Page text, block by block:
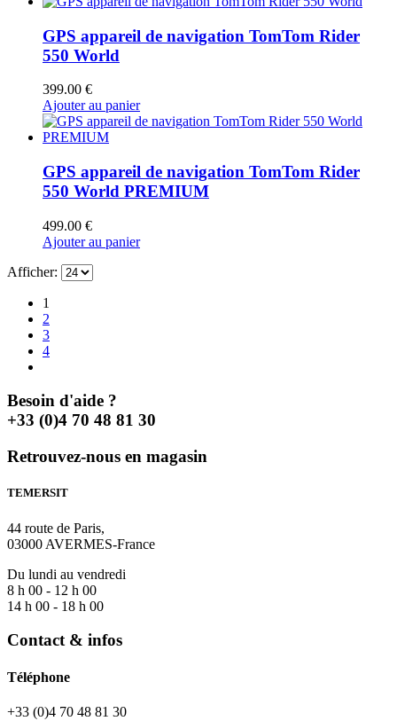
GPS appareil de navigation TomTom Rider
550 World
399.00 €
Ajouter au panier
GPS appareil de navigation TomTom Rider
550 World PREMIUM
499.00 €
Ajouter au panier
Afficher:
1
2
3
4
Besoin d'aide ?
+33 (0)4 70 48 81 30
Retrouvez-nous en magasin
TEMERSIT
44 route de Paris,
03000 AVERMES-France
Du lundi au vendredi
8 h 00 - 12 h 00
14 h 00 - 18 h 00
Contact & infos
Téléphone
+33 (0)4 70 48 81 30